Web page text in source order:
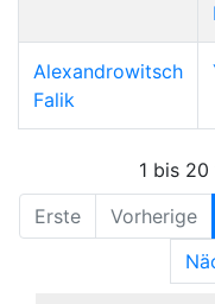
Alexandrowitsch
Falik
1 bis
Erste
Vorherige